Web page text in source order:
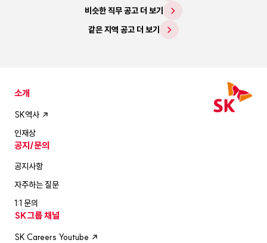
비슷한 직무 공고 더 보기
같은 지역 공고 더 보기
소개
SK역사
인재상
공지/문의
공지사항
자주하는 질문
1:1 문의
SK그룹 채널
SK Careers Youtube